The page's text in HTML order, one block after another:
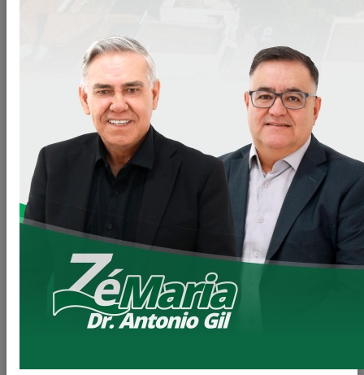
CHAMADA-PUBLICA-010-2023-PML-
Generos-alimenticios_(643).doc
Clique
para baixar
LEIA MAIS
11/06/2026 20:00
Secretaria de Planejamento – SEPL